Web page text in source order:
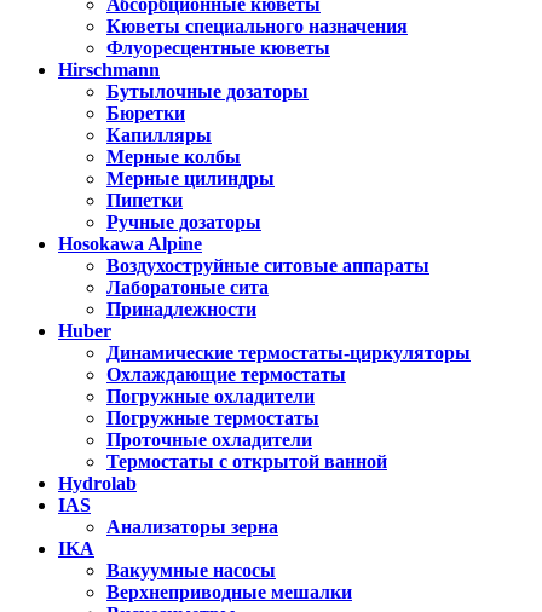
Абсорбционные кюветы
Кюветы специального назначения
Флуоресцентные кюветы
Hirschmann
Бутылочные дозаторы
Бюретки
Капилляры
Мерные колбы
Мерные цилиндры
Пипетки
Ручные дозаторы
Hosokawa Alpine
Воздухоструйные ситовые аппараты
Лаборатоные сита
Принадлежности
Huber
Динамические термостаты-циркуляторы
Охлаждающие термостаты
Погружные охладители
Погружные термостаты
Проточные охладители
Термостаты с открытой ванной
Hydrolab
IAS
Анализаторы зерна
IKA
Вакуумные насосы
Верхнеприводные мешалки